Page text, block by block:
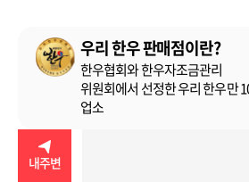
우리 한우 판매점이란?
한우협회와 한우자조금관리
위원회에서 선정한우리 한우만
업소
내주변